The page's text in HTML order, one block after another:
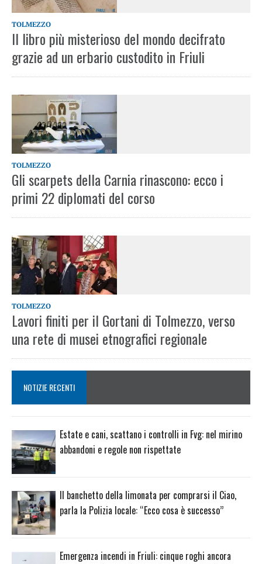
TOLMEZZO
Il libro più misterioso del mondo decifrato
grazie ad un erbario custodito in Friuli
TOLMEZZO
Gli scarpets della Carnia rinascono: ecco i
primi 22 diplomati del corso
TOLMEZZO
Lavori finiti per il Gortani di Tolmezzo, verso
una rete di musei etnografici regionale
NOTIZIE RECENTI
Estate e cani, scattano i controlli in Fvg: nel mirino
abbandoni e regole non rispettate
Il banchetto della limonata per comprarsi il Ciao,
parla la Polizia locale: “Ecco cosa è successo”
Emergenza incendi in Friuli: cinque roghi ancora